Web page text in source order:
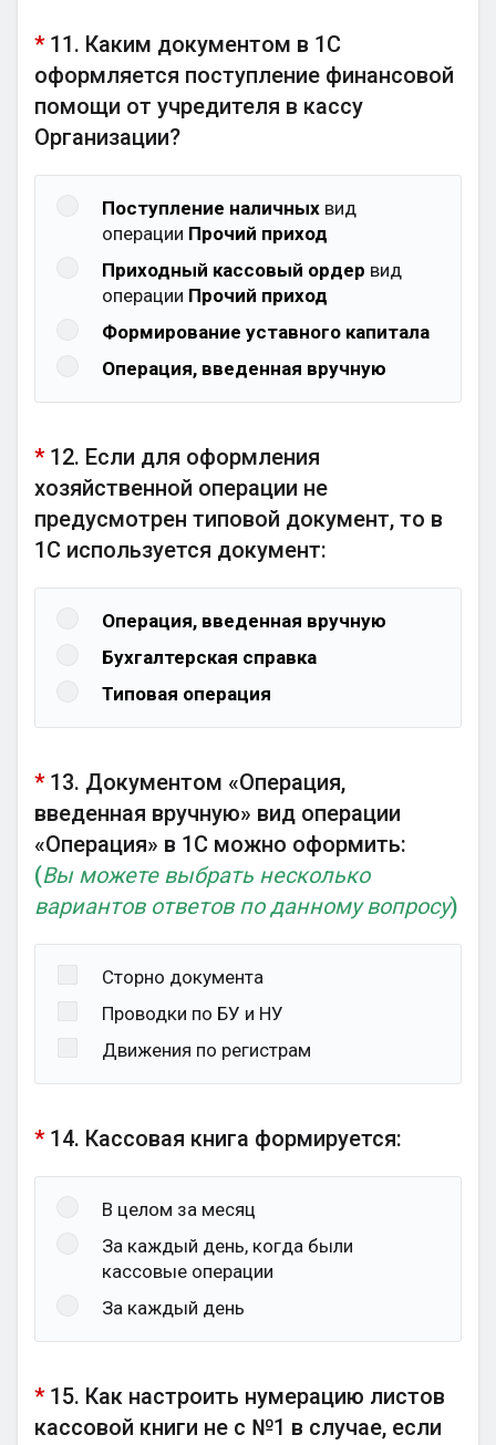
* 11. Каким документом в 1С
оформляется поступление финансовой
помощи от учредителя в кассу
Организации?
Поступление наличных вид
операции Прочий приход
Приходный кассовый ордер вид
операции Прочий приход
Формирование уставного капитала
Операция, введенная вручную
* 12. Если для оформления
хозяйственной операции не
предусмотрен типовой документ, то в
1С используется документ:
Операция, введенная вручную
Бухгалтерская справка
Типовая операция
* 13. Документом «Операция,
введенная вручную» вид операции
«Операция» в 1С можно оформить:
(Вы можете выбрать несколько
вариантов ответов по данному вопросу)
Сторно документа
Проводки по БУ и НУ
Движения по регистрам
* 14. Кассовая книга формируется:
В целом за месяц
За каждый день, когда были
кассовые операции
За каждый день
* 15. Как настроить нумерацию листов
кассовой книги не с №1 в случае, если